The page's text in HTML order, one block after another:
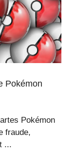
Pokémon
Pokémon
fraude,
...